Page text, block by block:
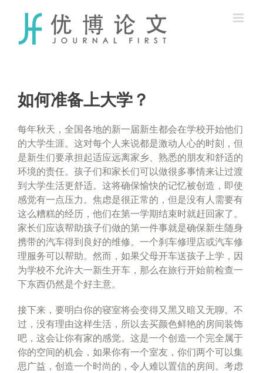
content
如何准备上大学？
每年秋天，全国各地的新一届新生都会在学校开始他们
的大学生涯。这对每个人来说都是激动人心的时刻，但
是新生们要承担起适应远离家乡、熟悉的朋友和舒适的
环境的责任。孩子们和家长们可以做很多事情来让过渡
到大学生活更舒适。这将确保愉快的记忆被创造，即使
感觉有一点压力。焦虑是很正常的，但是没有人需要有
这么糟糕的经历，他们在第一学期结束时就赶回家了。
家长们应该帮助孩子们做的第一件事就是确保新生随身
携带的汽车得到良好的维修。一个刹车修理店或汽车修
理服务可以帮助。然而，如果父母开车送孩子上学，因
为学校不允许大一新生开车，那么在旅行开始前检查一
下东西仍然是个好主意。
接下来，要明白你的寝室将会变得又黑又暗又无聊。不
过，没有理由这样生活，所以去买颜色鲜艳的房间装饰
吧，这会让你有家的感觉。这是一个创造一个完全属于
你的空间的机会，如果你有一个室友，你们两个可以集
思广益，创造一个时尚的，令人难以置信的房间。考虑